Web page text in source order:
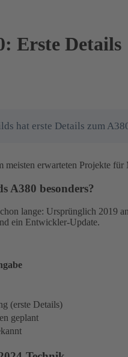
Erste Details
hat erste Details zum
meisten erwarteten Projekte
A380 besonders?
lange: Ursprünglich 2019
ein Entwickler-Update.
(erste Details)
geplant